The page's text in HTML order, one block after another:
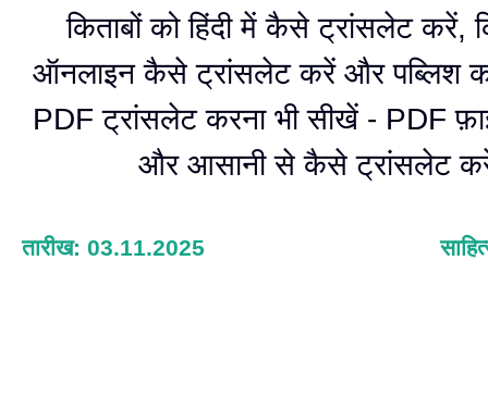
किताबों को हिंदी में कैसे ट्रांसलेट करें,
ऑनलाइन कैसे ट्रांसलेट करें और पब्लिश
PDF ट्रांसलेट करना भी सीखें - PDF
और आसानी से कैसे ट्रांसलेट
तारीख: 03.11.2025